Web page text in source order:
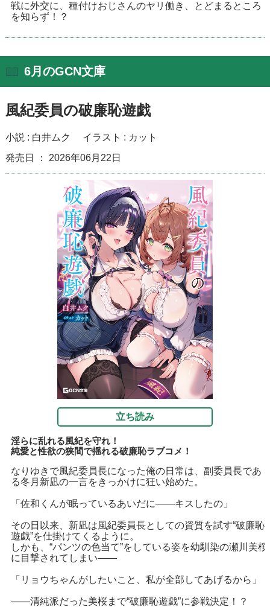
戦に外交に、種付けおじさんのヤリ働き、とどまるところ
を知らず！？
6月のGCN文庫
風紀委員の破廉恥遊戯
小説 : 白井ムク イラスト : カット
発売日 ： 2026年06月22日
立ち読み
淫らに乱れる風紀を守れ！
純愛と性欲の狭間で揺れる破廉恥ラブコメ！
なりゆきで風紀委員長になった俺の日常は、副委員長であ
る冬月新凪の一言をきっかけに狂い始めた。
「佐和くんが眠っているあいだに――キスしたの」
その日以来、新凪は風紀委員長としての資質を試す“破廉恥
遊戯”を仕掛けてくるように。
しかも、“パンツの色当て”をしている姿を幼馴染の瀬川美桜
に目撃されてしまい――
「リョウちゃんがしたいこと、私が全部してあげるから」
――清純派だった美桜まで“破廉恥遊戯”に参戦決定！？